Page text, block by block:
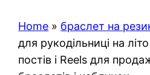
Home » браслет на
для рукодільниці на
постів і Reels для